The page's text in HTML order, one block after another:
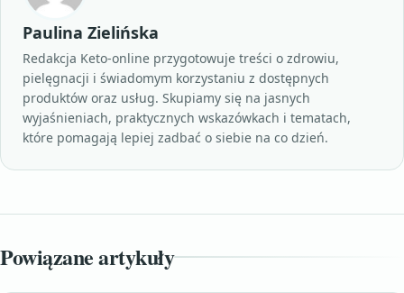
Paulina Zielińska
Redakcja Keto-online przygotowuje treści o zdrowiu,
pielęgnacji i świadomym korzystaniu z dostępnych
produktów oraz usług. Skupiamy się na jasnych
wyjaśnieniach, praktycznych wskazówkach i tematach,
które pomagają lepiej zadbać o siebie na co dzień.
Powiązane artykuły